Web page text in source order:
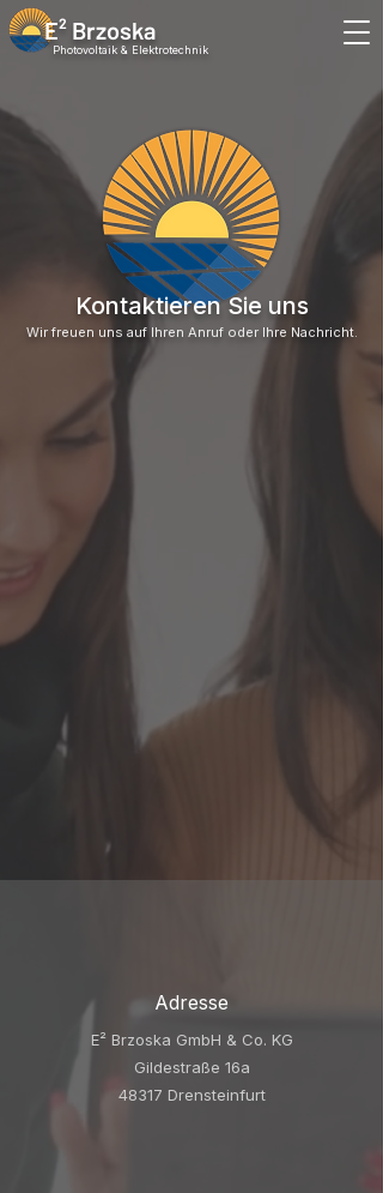
E² Brzoska
Photovoltaik & Elektrotechnik
Kontaktieren Sie uns
Wir freuen uns auf Ihren Anruf oder Ihre Nachricht.
Adresse
E² Brzoska GmbH & Co. KG
Gildestraße 16a
48317 Drensteinfurt